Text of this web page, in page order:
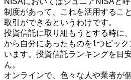
制度があって、これを活用するこ
取引ができるというわけです。
投資信託に取り組もうとする時に
から自分にあったものを1つピッ
います。投資信託ランキングを目
ん。
オンラインで、色々な人や業者が